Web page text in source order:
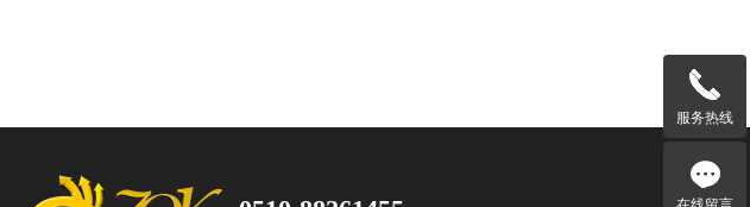
服务热线